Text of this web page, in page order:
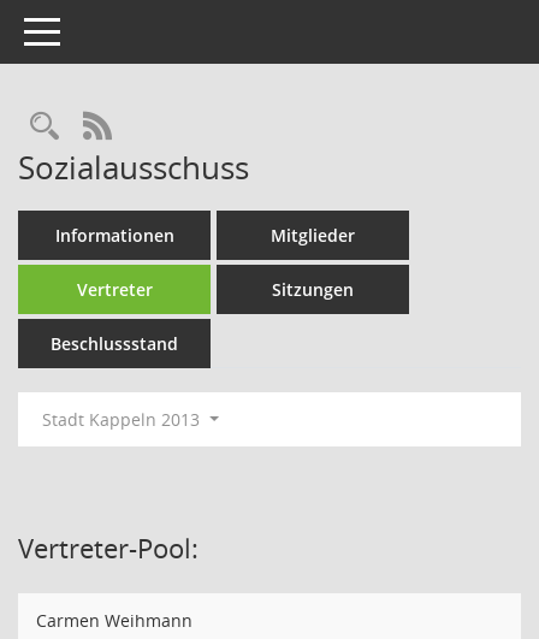
Toggle navigation
Rechercheauswahl
RSS-Feed
Sozialausschuss
Informationen Mitglieder
Vertreter Sitzungen
Beschlussstand
Stadt Kappeln 2013
Vertreter-Pool:
Carmen Weihmann